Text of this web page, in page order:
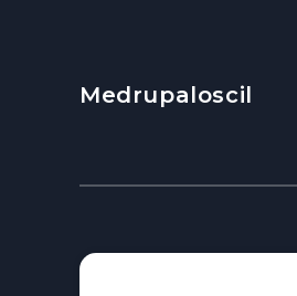
Medrupaloscil